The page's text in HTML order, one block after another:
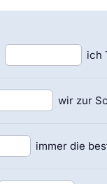
ich
wir zur
immer die